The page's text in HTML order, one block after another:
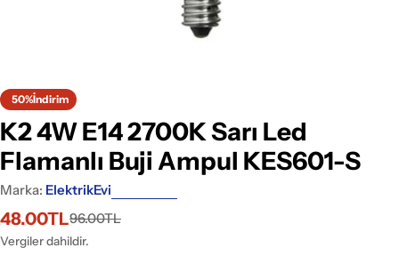
50%İndirim
K2 4W E14 2700K Sarı Led
Flamanlı Buji Ampul KES601-S
Marka: ElektrikEvi
İndirimli
fiyat
48.00TL
Normal
fiyat
96.00TL
Vergiler dahildir.